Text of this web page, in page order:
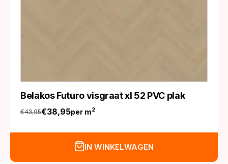
Belakos Futuro visgraat xl 52 PVC plak
€43,95
Oorspronkelijke
prijs
€38,95
Huidige
prijs
per m2
IN WINKELWAGEN